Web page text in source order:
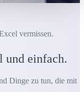
vermissen.
und einfach.
Dinge zu tun, die mit